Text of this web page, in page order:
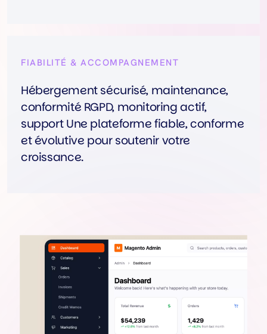
FIABILITÉ & ACCOMPAGNEMENT
Hébergement sécurisé, maintenance,
conformité RGPD, monitoring actif,
support Une plateforme fiable, conforme
et évolutive pour soutenir votre
croissance.